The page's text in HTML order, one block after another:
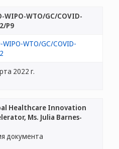
WIPO-WTO/GC/COVID-
P9
WIPO-WTO/GC/COVID-
2022 г.
Healthcare Innovation
Ms. Julia Barnes-
документа